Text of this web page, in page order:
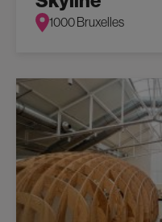
1000 Bruxelles